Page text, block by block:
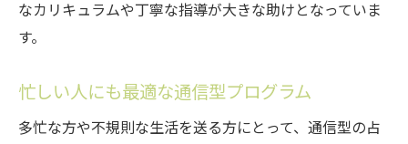
なカリキュラムや丁寧な指導が大きな助けとなっていま
す。
忙しい人にも最適な通信型プログラム
多忙な方や不規則な生活を送る方にとって、通信型の占